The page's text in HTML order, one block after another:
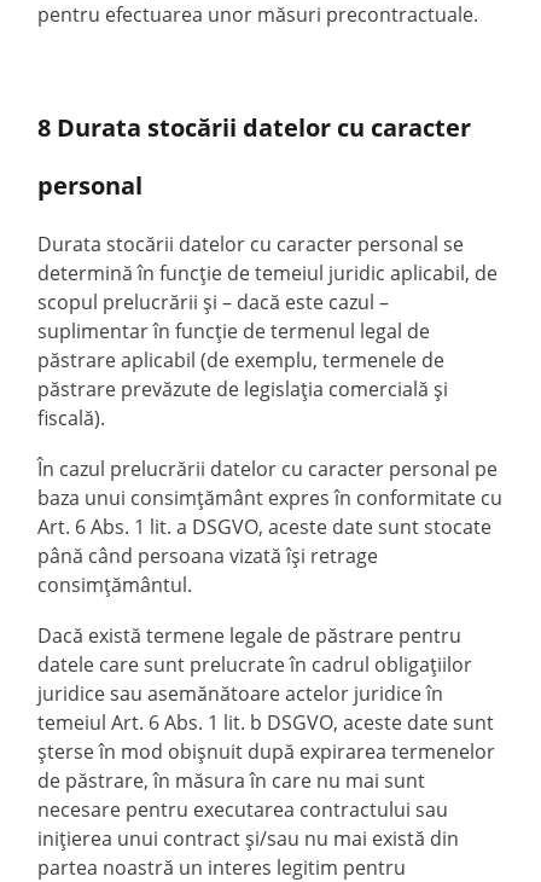
pentru efectuarea unor măsuri precontractuale.
8 Durata stocării datelor cu caracter
personal
Durata stocării datelor cu caracter personal se
determină în funcție de temeiul juridic aplicabil, de
scopul prelucrării și – dacă este cazul –
suplimentar în funcție de termenul legal de
păstrare aplicabil (de exemplu, termenele de
păstrare prevăzute de legislația comercială și
fiscală).
În cazul prelucrării datelor cu caracter personal pe
baza unui consimțământ expres în conformitate cu
Art. 6 Abs. 1 lit. a DSGVO, aceste date sunt stocate
până când persoana vizată își retrage
consimțământul.
Dacă există termene legale de păstrare pentru
datele care sunt prelucrate în cadrul obligațiilor
juridice sau asemănătoare actelor juridice în
temeiul Art. 6 Abs. 1 lit. b DSGVO, aceste date sunt
șterse în mod obișnuit după expirarea termenelor
de păstrare, în măsura în care nu mai sunt
necesare pentru executarea contractului sau
inițierea unui contract și/sau nu mai există din
partea noastră un interes legitim pentru